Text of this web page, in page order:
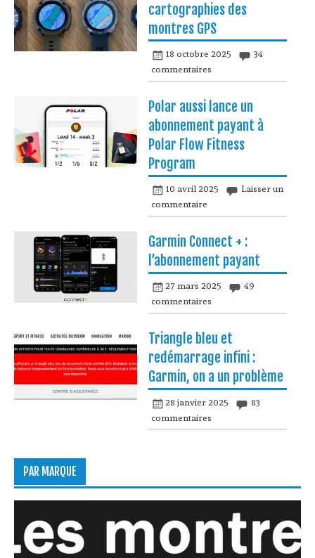
cartographies des
montres GPS
18 octobre 2025
34
commentaires
Polar aussi lance un
abonnement payant à
Polar Flow Fitness
Program
10 avril 2025
Laisser un
commentaire
Garmin Connect + :
l’abonnement payant
27 mars 2025
49
commentaires
Triangle bleu et
redémarrage infini :
Garmin, on a un problème
28 janvier 2025
83
commentaires
PAR MARQUE